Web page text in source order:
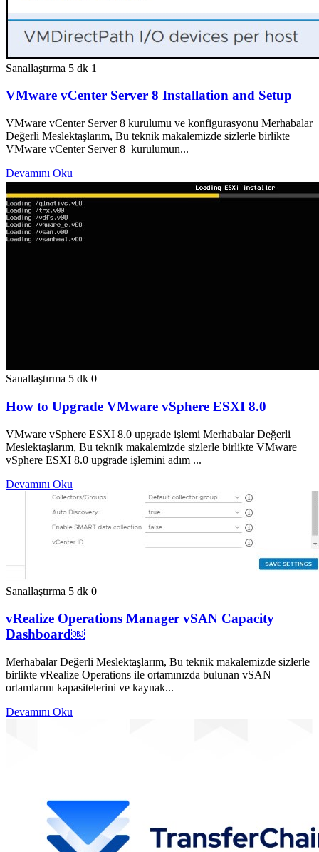
Sanallaştırma 5 dk 1
VMware vCenter Server 8 Installation and Setup
VMware vCenter Server 8 kurulumu ve konfigurasyonu Merhabalar
Değerli Meslektaşlarım, Bu teknik makalemizde sizlerle birlikte
VMware vCenter Server 8 kurulumun...
Devamını Oku
Sanallaştırma 5 dk 0
How to Upgrade VMware vSphere ESXI 8.0
VMware vSphere ESXI 8.0 upgrade işlemi Merhabalar Değerli
Meslektaşlarım, Bu teknik makalemizde sizlerle birlikte VMware
vSphere ESXI 8.0 upgrade işlemini adım ...
Devamını Oku
Sanallaştırma 5 dk 0
vRealize Operations Manager vSAN Capacity
Dashboard￼
Merhabalar Değerli Meslektaşlarım, Bu teknik makalemizde sizlerle
birlikte vRealize Operations ile ortamınızda bulunan vSAN
ortamlarını kapasitelerini ve kaynak...
Devamını Oku